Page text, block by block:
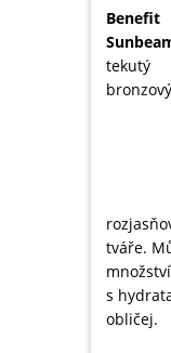
Benefit
tekutý
bronzový
tváře.
s
obličej.